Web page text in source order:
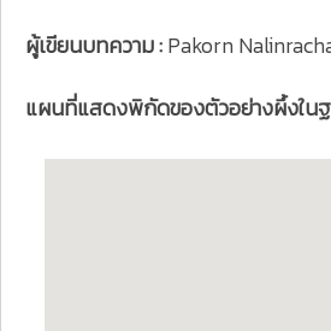
ผู้เขียนบทความ :Pakorn
แผนที่แสดงพิกัดของตัวอย่างผึ้งใน